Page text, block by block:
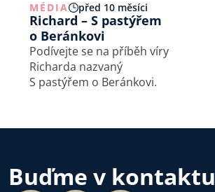
MÉDIA před 10 měsíci
Richard – S pastýřem
o Beránkovi
Podívejte se na příběh víry
Richarda nazvaný
S pastýřem o Beránkovi.
Buďme v kontaktu